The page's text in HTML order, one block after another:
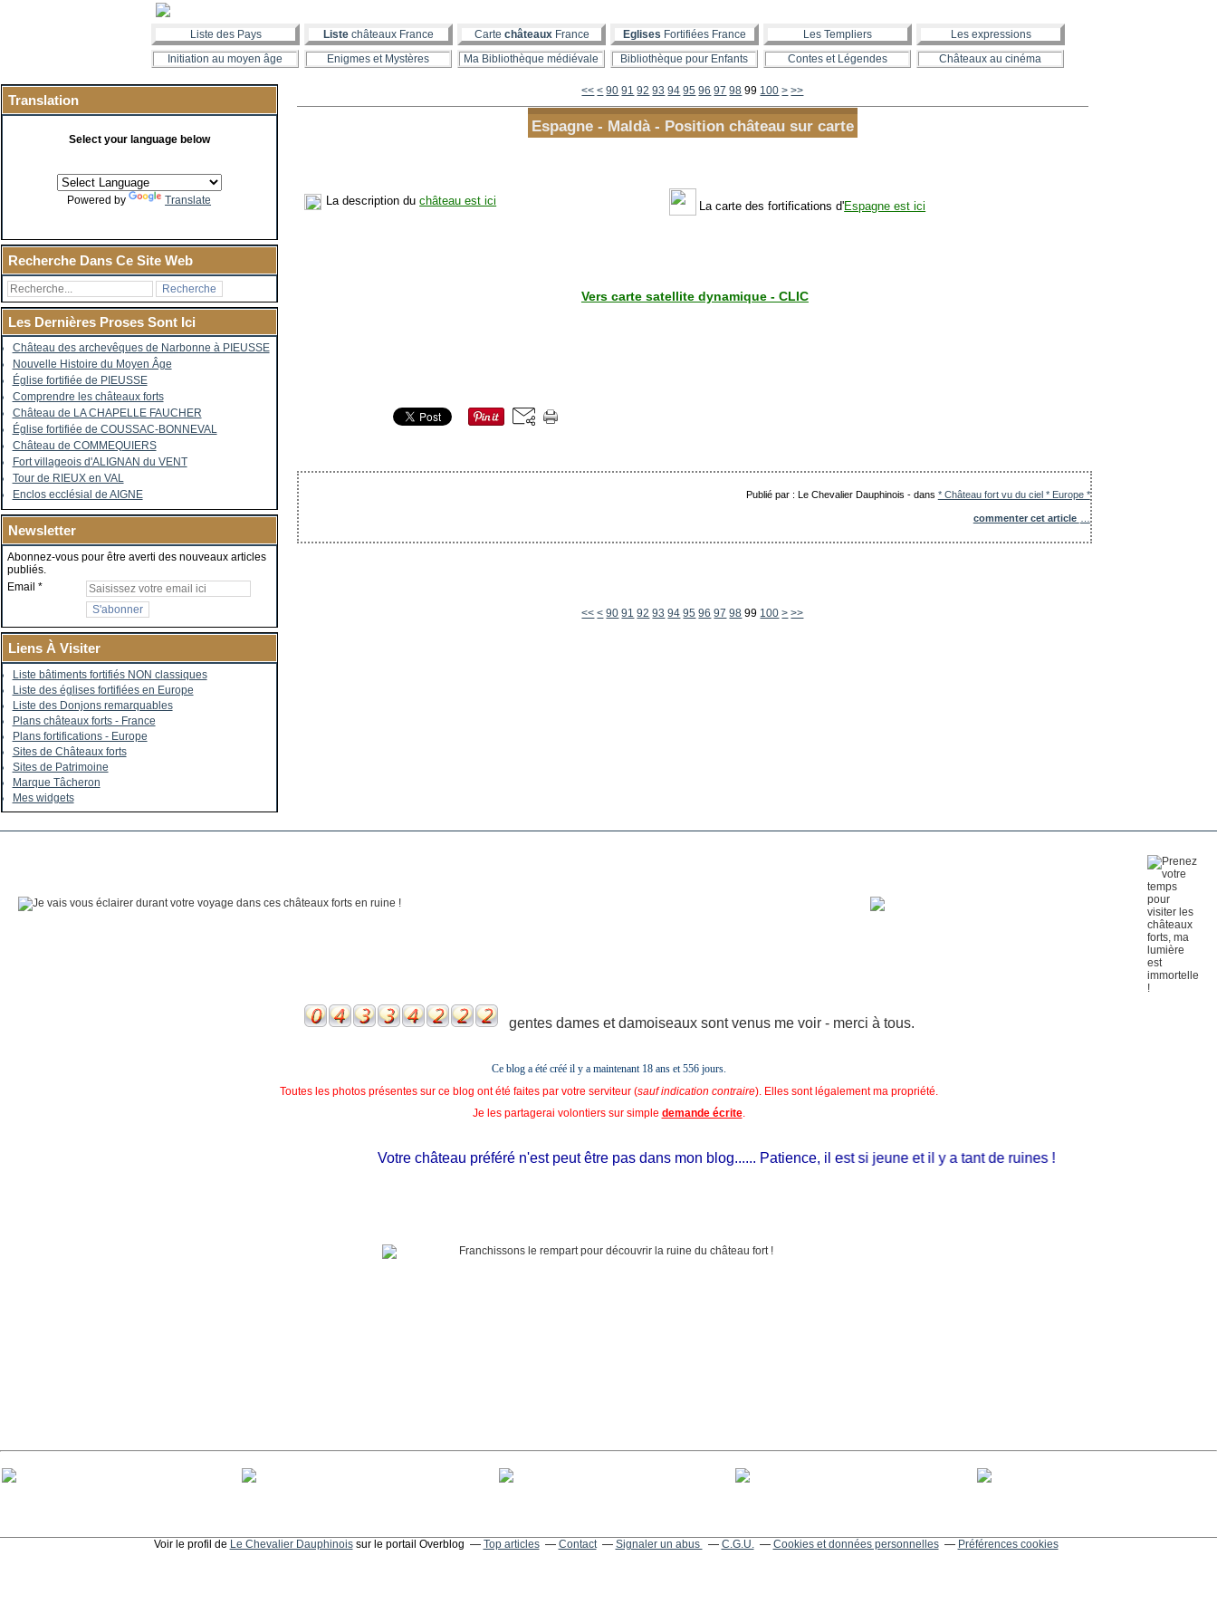
Liste des Pays Liste châteaux France Carte châteauxFrance Eglises Fortifiées France Les Templiers
Les expressions
Initiation au moyen âge
Enigmes et Mystères Ma Bibliothèque médiévale Bibliothèque pour Enfants Contes et Légendes Châteaux au cinéma
Translation
Select your language below
Powered by Translate
Recherche Dans Ce Site Web
Les Dernières Proses Sont Ici
Château des archevêques de Narbonne à PIEUSSE
Nouvelle Histoire du Moyen Âge
Église fortifiée de PIEUSSE
Comprendre les châteaux forts
Château de LA CHAPELLE FAUCHER
Église fortifiée de COUSSAC-BONNEVAL
Château de COMMEQUIERS
Fort villageois d'ALIGNAN du VENT
Tour de RIEUX en VAL
Enclos ecclésial de AIGNE
Newsletter
Abonnez-vous pour être averti des nouveaux articles
publiés.
Email
Liens À Visiter
Liste bâtiments fortifiés NON classiques
Liste des églises fortifiées en Europe
Liste des Donjons remarquables
Plans châteaux forts - France
Plans fortifications - Europe
Sites de Châteaux forts
Sites de Patrimoine
Marque Tâcheron
Mes widgets
<< < 10
20
30
40
50
60
70
80
90 91 92 93 94 95 96 97 98 99 100 > >>
Espagne - Maldà - Position château sur carte
La description duchâteau est ici La carte des fortifications d'Espagne est ici
Vers carte satellite dynamique - CLIC
Publié par : Le Chevalier Dauphinois -dans * Château fort vu du ciel * Europe *
commenter cet article
<< < 10
20
30
40
50
60
70
80
90 91 92 93 94 95 96 97 98 99 100 > >>
gentes dames et damoiseaux sont venus me voir - merci à tous.
Ce blog a été créé il y a maintenant 18 ans et556 jours.
Toutes les photos présentes sur ce blog ont été faites par votre serviteur (sauf indication contraire). Elles sont légalement ma propriété.
Je les partagerai volontiers sur simple demande écrite.
Votre château préféré n'est peut être pas dans mon blog...... Patience, il est si jeune et il y a tant de ruines !
Voir le profil de Le Chevalier Dauphinoissur le portail Overblog Top articles Contact Signaler un abus C.G.U. Cookies et données personnelles Préférences cookies